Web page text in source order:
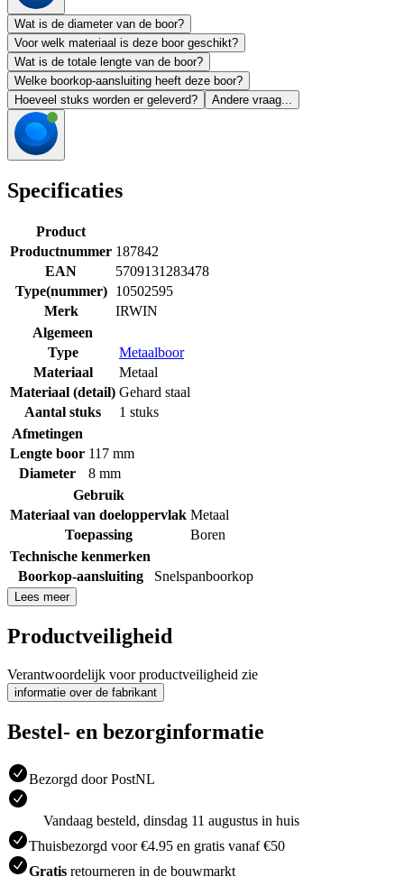
Wat is de diameter van de boor?
Voor welk materiaal is deze boor geschikt?
Wat is de totale lengte van de boor?
Welke boorkop-aansluiting heeft deze boor?
Hoeveel stuks worden er geleverd?
Andere vraag...
Specificaties
Product
Productnummer 187842
EAN
5709131283478
Type(nummer)
10502595
Merk
IRWIN
Algemeen
Type
Metaalboor
Materiaal
Metaal
Materiaal (detail) Gehard staal
Aantal stuks
1 stuks
Afmetingen
Lengte boor 117 mm
Diameter
8 mm
Gebruik
Materiaal van doeloppervlak Metaal
Toepassing
Boren
Technische kenmerken
Boorkop-aansluiting
Snelspanboorkop
Lees meer
Productveiligheid
Verantwoordelijk voor productveiligheid zie
informatie over de fabrikant
Bestel- en bezorginformatie
Bezorgd door PostNL
Vandaag besteld, dinsdag 11 augustus in huis
Thuisbezorgd voor €4.95 en gratis vanaf €50
Gratis retourneren in de bouwmarkt